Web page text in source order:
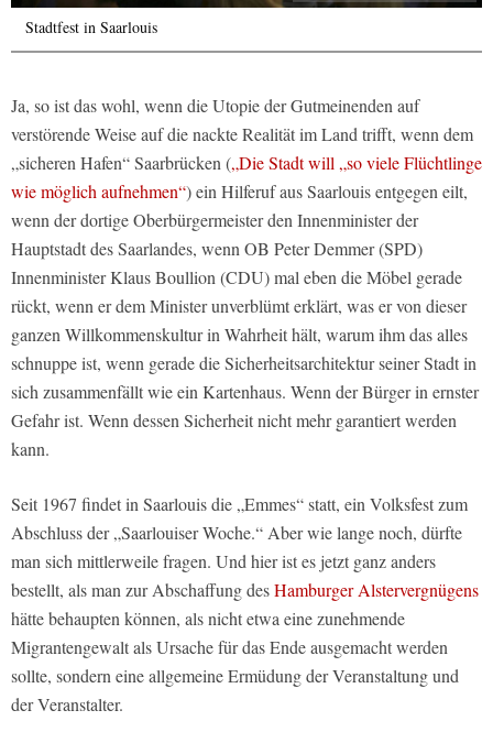
Stadtfest in Saarlouis
Ja, so ist das wohl, wenn die Utopie der Gutmeinenden auf
verstörende Weise auf die nackte Realität im Land trifft, wenn dem
„sicheren Hafen“ Saarbrücken („Die Stadt will „so viele Flüchtlinge
wie möglich aufnehmen“) ein Hilferuf aus Saarlouis entgegen eilt,
wenn der dortige Oberbürgermeister den Innenminister der
Hauptstadt des Saarlandes, wenn OB Peter Demmer (SPD)
Innenminister Klaus Boullion (CDU) mal eben die Möbel gerade
rückt, wenn er dem Minister unverblümt erklärt, was er von dieser
ganzen Willkommenskultur in Wahrheit hält, warum ihm das alles
schnuppe ist, wenn gerade die Sicherheitsarchitektur seiner Stadt in
sich zusammenfällt wie ein Kartenhaus. Wenn der Bürger in ernster
Gefahr ist. Wenn dessen Sicherheit nicht mehr garantiert werden
kann.
Seit 1967 findet in Saarlouis die „Emmes“ statt, ein Volksfest zum
Abschluss der „Saarlouiser Woche.“ Aber wie lange noch, dürfte
man sich mittlerweile fragen. Und hier ist es jetzt ganz anders
bestellt, als man zur Abschaffung desHamburger Alstervergnügens
hätte behaupten können, als nicht etwa eine zunehmende
Migrantengewalt als Ursache für das Ende ausgemacht werden
sollte, sondern eine allgemeine Ermüdung der Veranstaltung und
der Veranstalter.